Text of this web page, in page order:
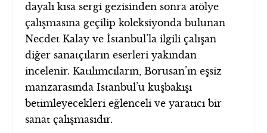
dayalı kısa sergi gezisinden sonra atölye
çalışmasına geçilip koleksiyonda bulunan
Necdet Kalay ve İstanbul’la ilgili çalışan
diğer sanatçıların eserleri yakından
incelenir. Katılımcıların, Borusan’ın eşsiz
manzarasında İstanbul’u kuşbakışı
betimleyecekleri eğlenceli ve yaratıcı bir
sanat çalışmasıdır.